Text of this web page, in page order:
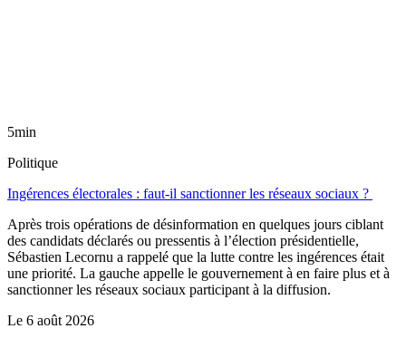
5min
Politique
Ingérences électorales : faut-il sanctionner les réseaux sociaux ?
Après trois opérations de désinformation en quelques jours ciblant
des candidats déclarés ou pressentis à l’élection présidentielle,
Sébastien Lecornu a rappelé que la lutte contre les ingérences était
une priorité. La gauche appelle le gouvernement à en faire plus et à
sanctionner les réseaux sociaux participant à la diffusion.
Le 6 août 2026